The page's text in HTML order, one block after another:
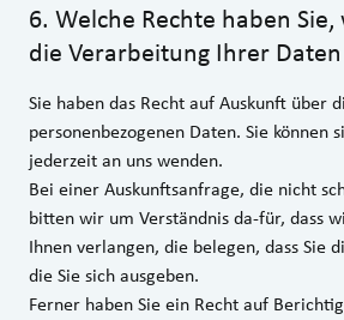
6. Welche Rechte haben
die Verarbeitung Ihrer
Sie haben das Recht auf Auskunft über
personenbezogenen Daten. Sie können
jederzeit an uns wenden.
Bei einer Auskunftsanfrage, die nicht
bitten wir um Verständnis da-für, dass
Ihnen verlangen, die belegen, dass Sie
die Sie sich ausgeben.
Ferner haben Sie ein Recht auf